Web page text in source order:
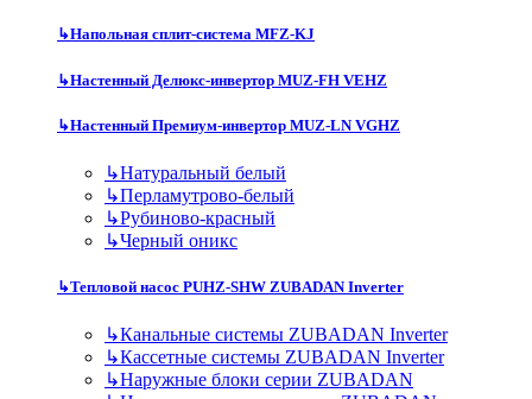
↳Напольная сплит-система MFZ-KJ
↳Настенный Делюкс-инвертор MUZ-FH VEHZ
↳Настенный Премиум-инвертор MUZ-LN VGHZ
↳Натуральный белый
↳Перламутрово-белый
↳Рубиново-красный
↳Черный оникс
↳Тепловой насос PUHZ-SHW ZUBADAN Inverter
↳Канальные системы ZUBADAN Inverter
↳Кассетные системы ZUBADAN Inverter
↳Наружные блоки серии ZUBADAN